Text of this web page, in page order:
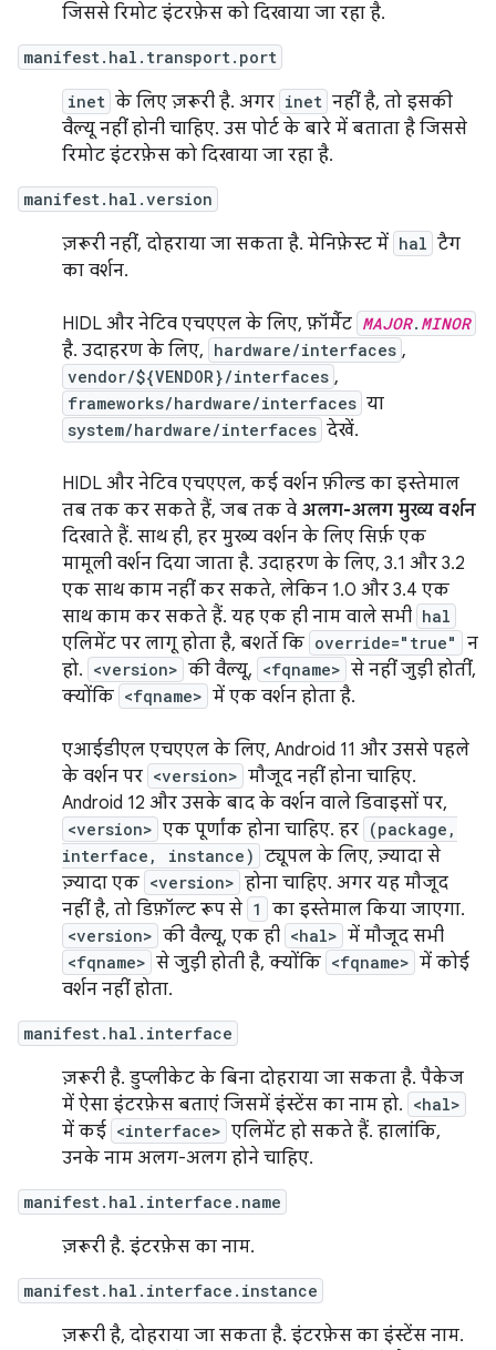
जिससे रिमोट इंटरफ़ेस को दिखाया जा रहा है.
manifest.hal.transport.port
inet के लिए ज़रूरी है. अगर inet नहीं है, तो इसकी
वैल्यू नहीं होनी चाहिए. उस पोर्ट के बारे में बताता है जिससे
रिमोट इंटरफ़ेस को दिखाया जा रहा है.
manifest.hal.version
ज़रूरी नहीं, दोहराया जा सकता है. मेनिफ़ेस्ट में hal टैग
का वर्शन.
HIDL और नेटिव एचएएल के लिए, फ़ॉर्मैट MAJOR. MINOR
है. उदाहरण के लिए, hardware/interfaces ,
vendor/${VENDOR}/interfaces ,
frameworks/hardware/interfaces या
system/hardware/interfaces देखें.
HIDL और नेटिव एचएएल, कई वर्शन फ़ील्ड का इस्तेमाल
तब तक कर सकते हैं, जब तक वे अलग-अलग मुख्य वर्शन
दिखाते हैं. साथ ही, हर मुख्य वर्शन के लिए सिर्फ़ एक
मामूली वर्शन दिया जाता है. उदाहरण के लिए, 3.1 और 3.2
एक साथ काम नहीं कर सकते, लेकिन 1.0 और 3.4 एक
साथ काम कर सकते हैं. यह एक ही नाम वाले सभी hal
एलिमेंट पर लागू होता है, बशर्ते कि override="true"
न
हो. <version> की वैल्यू, <fqname> से नहीं जुड़ी होतीं,
क्योंकि <fqname> में एक वर्शन होता है.
एआईडीएल एचएएल के लिए, Android 11 और उससे पहले
के वर्शन पर <version> मौजूद नहीं होना चाहिए.
Android 12 और उसके बाद के वर्शन वाले डिवाइसों पर,
<version> एक पूर्णांक होना चाहिए. हर (package,
interface, instance) ट्यूपल के लिए, ज़्यादा से
ज़्यादा एक <version> होना चाहिए. अगर यह मौजूद
नहीं है, तो डिफ़ॉल्ट रूप से 1 का इस्तेमाल किया जाएगा.
<version> की वैल्यू, एक ही <hal> में मौजूद सभी
<fqname> से जुड़ी होती है, क्योंकि <fqname> में कोई
वर्शन नहीं होता.
manifest.hal.interface
ज़रूरी है. डुप्लीकेट के बिना दोहराया जा सकता है. पैकेज
में ऐसा इंटरफ़ेस बताएं जिसमें इंस्टेंस का नाम हो. <hal>
में कई <interface> एलिमेंट हो सकते हैं. हालांकि,
उनके नाम अलग-अलग होने चाहिए.
manifest.hal.interface.name
ज़रूरी है. इंटरफ़ेस का नाम.
manifest.hal.interface.instance
ज़रूरी है, दोहराया जा सकता है. इंटरफ़ेस का इंस्टेंस नाम.